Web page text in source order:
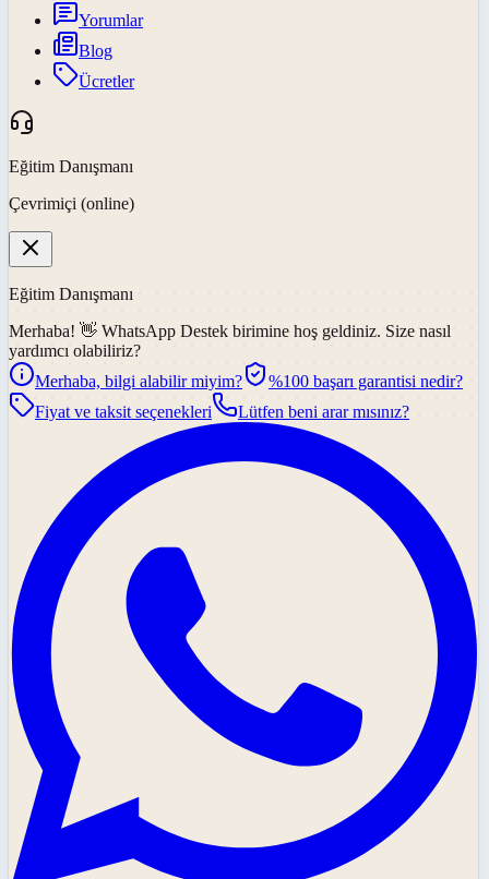
Yorumlar
Blog
Ücretler
Eğitim Danışmanı
Çevrimiçi (online)
Eğitim Danışmanı
Merhaba! 👋 WhatsApp Destek birimine hoş geldiniz. Size nasıl
yardımcı olabiliriz?
Merhaba, bilgi alabilir miyim?
%100 başarı garantisi nedir?
Fiyat ve taksit seçenekleri
Lütfen beni arar mısınız?